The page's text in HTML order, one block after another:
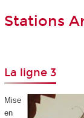
Stations
La ligne 3
Mise
en